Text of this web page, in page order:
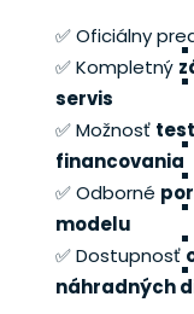
✅ Oficiálny
✅ Kompletný
servis
✅ Možnosť
financovania
✅ Odborné
modelu
✅ Dostupnosť
náhradných